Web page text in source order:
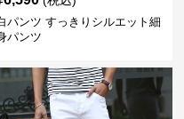
パンツ すっきりシルエット細
パンツ